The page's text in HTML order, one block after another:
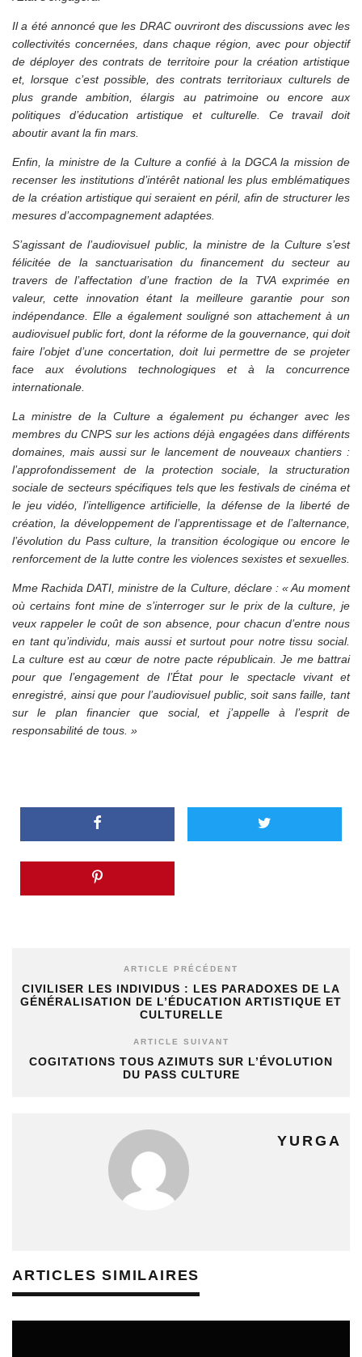
Il a été annoncé que les DRAC ouvriront des discussions avec les
collectivités concernées, dans chaque région, avec pour objectif
de déployer des contrats de territoire pour la création artistique
et, lorsque c’est possible, des contrats territoriaux culturels de
plus grande ambition, élargis au patrimoine ou encore aux
politiques d’éducation artistique et culturelle. Ce travail doit
aboutir avant la fin mars.
Enfin, la ministre de la Culture a confié à la DGCA la mission de
recenser les institutions d’intérêt national les plus emblématiques
de la création artistique qui seraient en péril, afin de structurer les
mesures d’accompagnement adaptées.
S’agissant de l’audiovisuel public, la ministre de la Culture s’est
félicitée de la sanctuarisation du financement du secteur au
travers de l’affectation d’une fraction de la TVA exprimée en
valeur, cette innovation étant la meilleure garantie pour son
indépendance. Elle a également souligné son attachement à un
audiovisuel public fort, dont la réforme de la gouvernance, qui doit
faire l’objet d’une concertation, doit lui permettre de se projeter
face aux évolutions technologiques et à la concurrence
internationale.
La ministre de la Culture a également pu échanger avec les
membres du CNPS sur les actions déjà engagées dans différents
domaines, mais aussi sur le lancement de nouveaux chantiers :
l’approfondissement de la protection sociale, la structuration
sociale de secteurs spécifiques tels que les festivals de cinéma et
le jeu vidéo, l’intelligence artificielle, la défense de la liberté de
création, la développement de l’apprentissage et de l’alternance,
l’évolution du Pass culture, la transition écologique ou encore le
renforcement de la lutte contre les violences sexistes et sexuelles.
Mme Rachida DATI, ministre de la Culture, déclare : « Au moment
où certains font mine de s’interroger sur le prix de la culture, je
veux rappeler le coût de son absence, pour chacun d’entre nous
en tant qu’individu, mais aussi et surtout pour notre tissu social.
La culture est au cœur de notre pacte républicain. Je me battrai
pour que l’engagement de l’État pour le spectacle vivant et
enregistré, ainsi que pour l’audiovisuel public, soit sans faille, tant
sur le plan financier que social, et j’appelle à l’esprit de
responsabilité de tous. »
ARTICLE PRÉCÉDENT
CIVILISER LES INDIVIDUS : LES PARADOXES DE LA
GÉNÉRALISATION DE L’ÉDUCATION ARTISTIQUE ET
CULTURELLE
ARTICLE SUIVANT
COGITATIONS TOUS AZIMUTS SUR L’ÉVOLUTION
DU PASS CULTURE
YURGA
ARTICLES SIMILAIRES